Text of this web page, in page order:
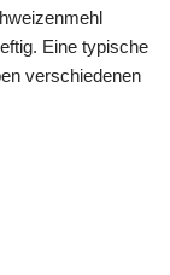
Eine typische
verschiedenen